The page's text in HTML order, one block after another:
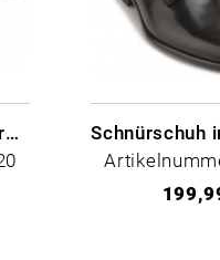
Schnürschuhe in Übergrößen